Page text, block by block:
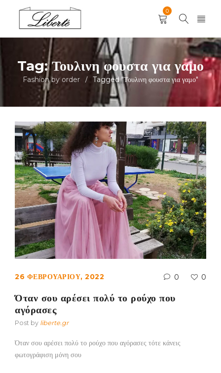
0
Tag: Τουλινη φουστα για γαμο
Fashion by order / Tagged "Τουλινη φουστα για γαμο"
26 ΦΕΒΡΟΥΑΡΊΟΥ, 2022 0 0
Όταν σου αρέσει πολύ το ρούχο που
αγόρασες
Post by liberte.gr
Όταν σου αρέσει πολύ το ρούχο που αγόρασες τότε κάνεις
φωτογράφιση μόνη σου